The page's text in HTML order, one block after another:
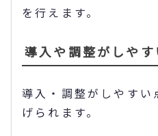
を行えます。
導入や調整がしやす
導入・調整がしやす
げられます。